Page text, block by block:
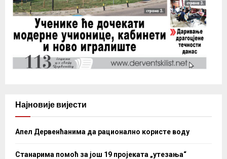
Најновије вијести
Апел Дервенћанима да рационално користе воду
Станарима помоћ за још 19 пројеката „утезања“